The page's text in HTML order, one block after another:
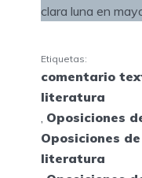
clara luna en
Etiquetas:
comentario
literatura
, Oposiciones
Oposiciones
literatura